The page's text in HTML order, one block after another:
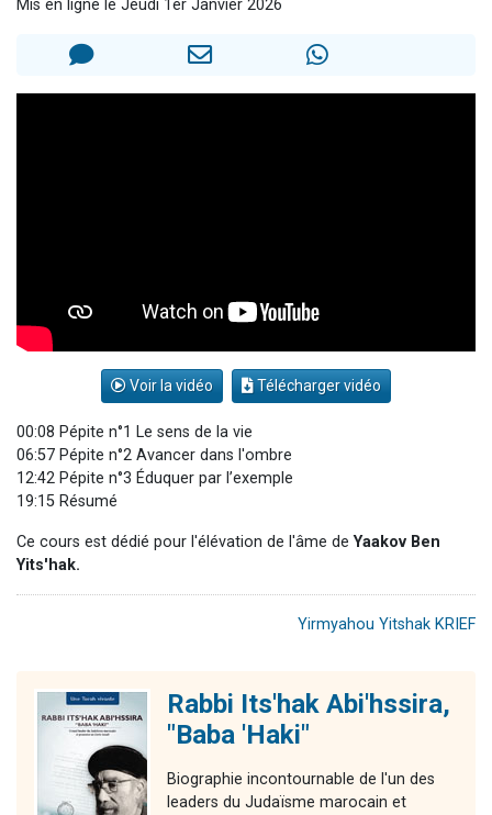
3 personnes viennent de faire un don pour 5 jours de vacances aux Orphelins
Mis en ligne le Jeudi 1er Janvier 2026
Voir la vidéo Télécharger vidéo
00:08 Pépite n°1 Le sens de la vie
06:57 Pépite n°2 Avancer dans l'ombre
12:42 Pépite n°3 Éduquer par l’exemple
19:15 Résumé
Ce cours est dédié pour l'élévation de l'âme deYaakov Ben
Yits'hak.
Yirmyahou Yitshak KRIEF
Rabbi Its'hak Abi'hssira,
"Baba 'Haki"
Biographie incontournable de l'un des
leaders du Judaïsme marocain et